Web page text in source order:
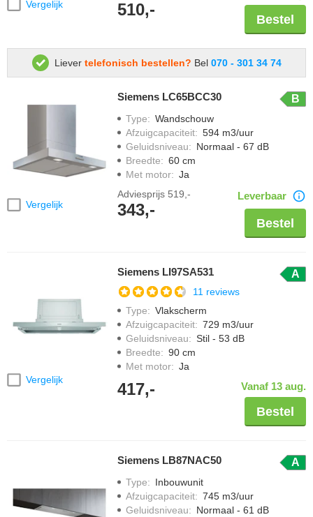
Vergelijk 510,-
Bestel
Liever telefonisch bestellen? Bel 070 - 301 34 74
Vergelijk
Siemens LC65BCC30 B
Type: Wandschouw
Afzuigcapaciteit: 594 m3/uur
Geluidsniveau: Normaal - 67 dB
Breedte: 60 cm
Met motor: Ja
Adviesprijs 519,-
343,-
Leverbaar
Bestel
Vergelijk
Siemens LI97SA531 A
11 reviews
Type: Vlakscherm
Afzuigcapaciteit: 729 m3/uur
Geluidsniveau: Stil - 53 dB
Breedte: 90 cm
Met motor: Ja
417,- Vanaf 13 aug.
Bestel
Siemens LB87NAC50 A
Type: Inbouwunit
Afzuigcapaciteit: 745 m3/uur
Geluidsniveau: Normaal - 61 dB